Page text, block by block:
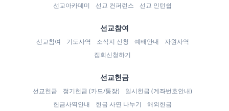
선교아카데미 선교 컨퍼런스 선교 인턴쉽
선교참여
선교참여 기도사역 소식지 신청 예배안내
자원사역
집회신청하기
선교헌금
선교헌금 정기헌금 (카드/통장)
일시헌금 (계좌번호안내)
헌금사역안내
헌금 사연 나누기
해외헌금